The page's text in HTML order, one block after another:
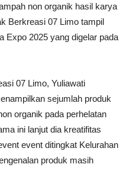
non organik hasil karya
Berkreasi 07 Limo tampil
Expo 2025 yang digelar pada
07 Limo, Yuliawati
sejumlah produk
organik pada perhelatan
ini lanjut dia kreatifitas
event ditingkat Kelurahan
produk masih